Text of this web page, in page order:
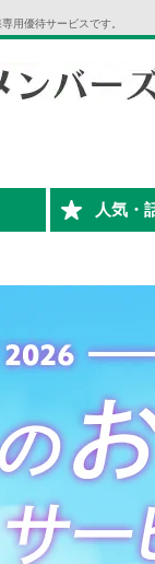
用優待サービスです。
人気・